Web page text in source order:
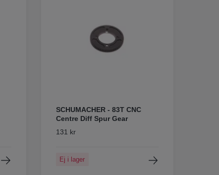
SCHUMACHER - 83T CNC
Centre Diff Spur Gear
131 kr
Ej i lager